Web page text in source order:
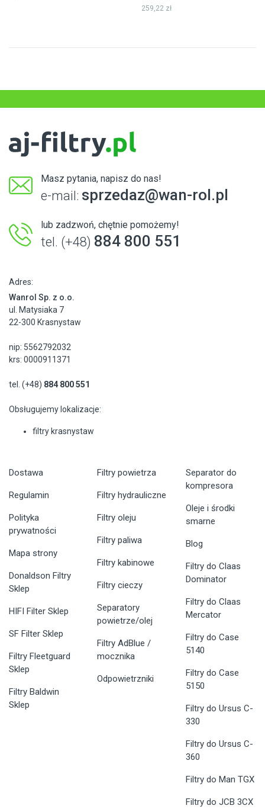
259,22 zł
Masz pytania, napisz do nas!
e-mail: sprzedaz@wan-rol.pl
lub zadzwoń, chętnie pomożemy!
tel. (+48) 884 800 551
Adres:
Wanrol Sp. z o.o.
ul. Matysiaka 7
22-300 Krasnystaw
nip: 5562792032
krs: 0000911371
tel. (+48) 884 800 551
Obsługujemy lokalizacje:
filtry krasnystaw
Dostawa
Regulamin
Polityka
prywatności
Mapa strony
Donaldson Filtry
Sklep
HIFI Filter Sklep
SF Filter Sklep
Filtry Fleetguard
Sklep
Filtry Baldwin
Sklep
Filtry powietrza
Filtry hydrauliczne
Filtry oleju
Filtry paliwa
Filtry kabinowe
Filtry cieczy
Separatory
powietrze/olej
Filtry AdBlue /
mocznika
Odpowietrzniki
Separator do
kompresora
Oleje i środki
smarne
Blog
Filtry do Claas
Dominator
Filtry do Claas
Mercator
Filtry do Case
5140
Filtry do Case
5150
Filtry do Ursus C-
330
Filtry do Ursus C-
360
Filtry do Man TGX
Filtry do JCB 3CX